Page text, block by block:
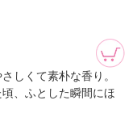
しくて素朴な香り。
、ふとした瞬間にほ